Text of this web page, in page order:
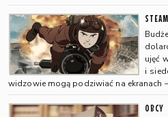
ujęć
i
widzowie mogą podziwiać na ekranach
OBCY